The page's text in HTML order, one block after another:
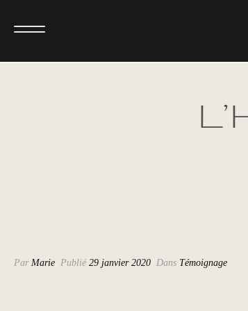
Par Marie Publié 29 janvier 2020 Dans Témoignage